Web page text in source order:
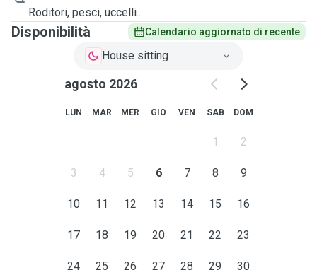
Roditori, pesci, uccelli...
Disponibilità Calendario aggiornato di recente
House sitting
agosto 2026
LUN MAR MER GIO VEN SAB DOM
1 2
3 4 5 6 7 8 9
10 11 12 13 14 15 16
17 18 19 20 21 22 23
24 25 26 27 28 29 30